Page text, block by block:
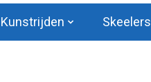
Kunstrijden Skeelers